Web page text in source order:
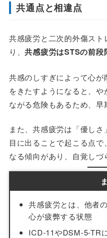
共通点と相違点
共感疲労と二次的外傷ス
り、共感疲労はSTSの前
共感のしすぎによって心
をきたすようになると、
ながる危険もあるため、早
また、共感疲労は「優し
目に出ることで起こる点
なる傾向があり、自覚しづ
共感疲労とは、他者
心が疲弊する状態
ICD-11やDSM-5-TR